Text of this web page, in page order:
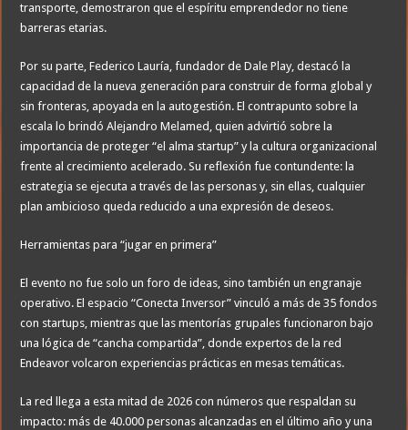
transporte, demostraron que el espíritu emprendedor no tiene
barreras etarias.
Por su parte, Federico Lauría, fundador de Dale Play, destacó la
capacidad de la nueva generación para construir de forma global y
sin fronteras, apoyada en la autogestión. El contrapunto sobre la
escala lo brindó Alejandro Melamed, quien advirtió sobre la
importancia de proteger “el alma startup” y la cultura organizacional
frente al crecimiento acelerado. Su reflexión fue contundente: la
estrategia se ejecuta a través de las personas y, sin ellas, cualquier
plan ambicioso queda reducido a una expresión de deseos.
Herramientas para “jugar en primera”
El evento no fue solo un foro de ideas, sino también un engranaje
operativo. El espacio “Conecta Inversor” vinculó a más de 35 fondos
con startups, mientras que las mentorías grupales funcionaron bajo
una lógica de “cancha compartida”, donde expertos de la red
Endeavor volcaron experiencias prácticas en mesas temáticas.
La red llega a esta mitad de 2026 con números que respaldan su
impacto: más de 40.000 personas alcanzadas en el último año y una